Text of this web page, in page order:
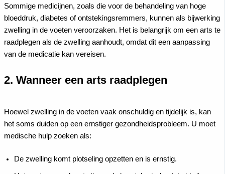
Sommige medicijnen, zoals die voor de behandeling van hoge
bloeddruk, diabetes of ontstekingsremmers, kunnen als bijwerking
zwelling in de voeten veroorzaken. Het is belangrijk om een arts te
raadplegen als de zwelling aanhoudt, omdat dit een aanpassing
van de medicatie kan vereisen.
2. Wanneer een arts raadplegen
Hoewel zwelling in de voeten vaak onschuldig en tijdelijk is, kan
het soms duiden op een ernstiger gezondheidsprobleem. U moet
medische hulp zoeken als:
De zwelling komt plotseling opzetten en is ernstig.